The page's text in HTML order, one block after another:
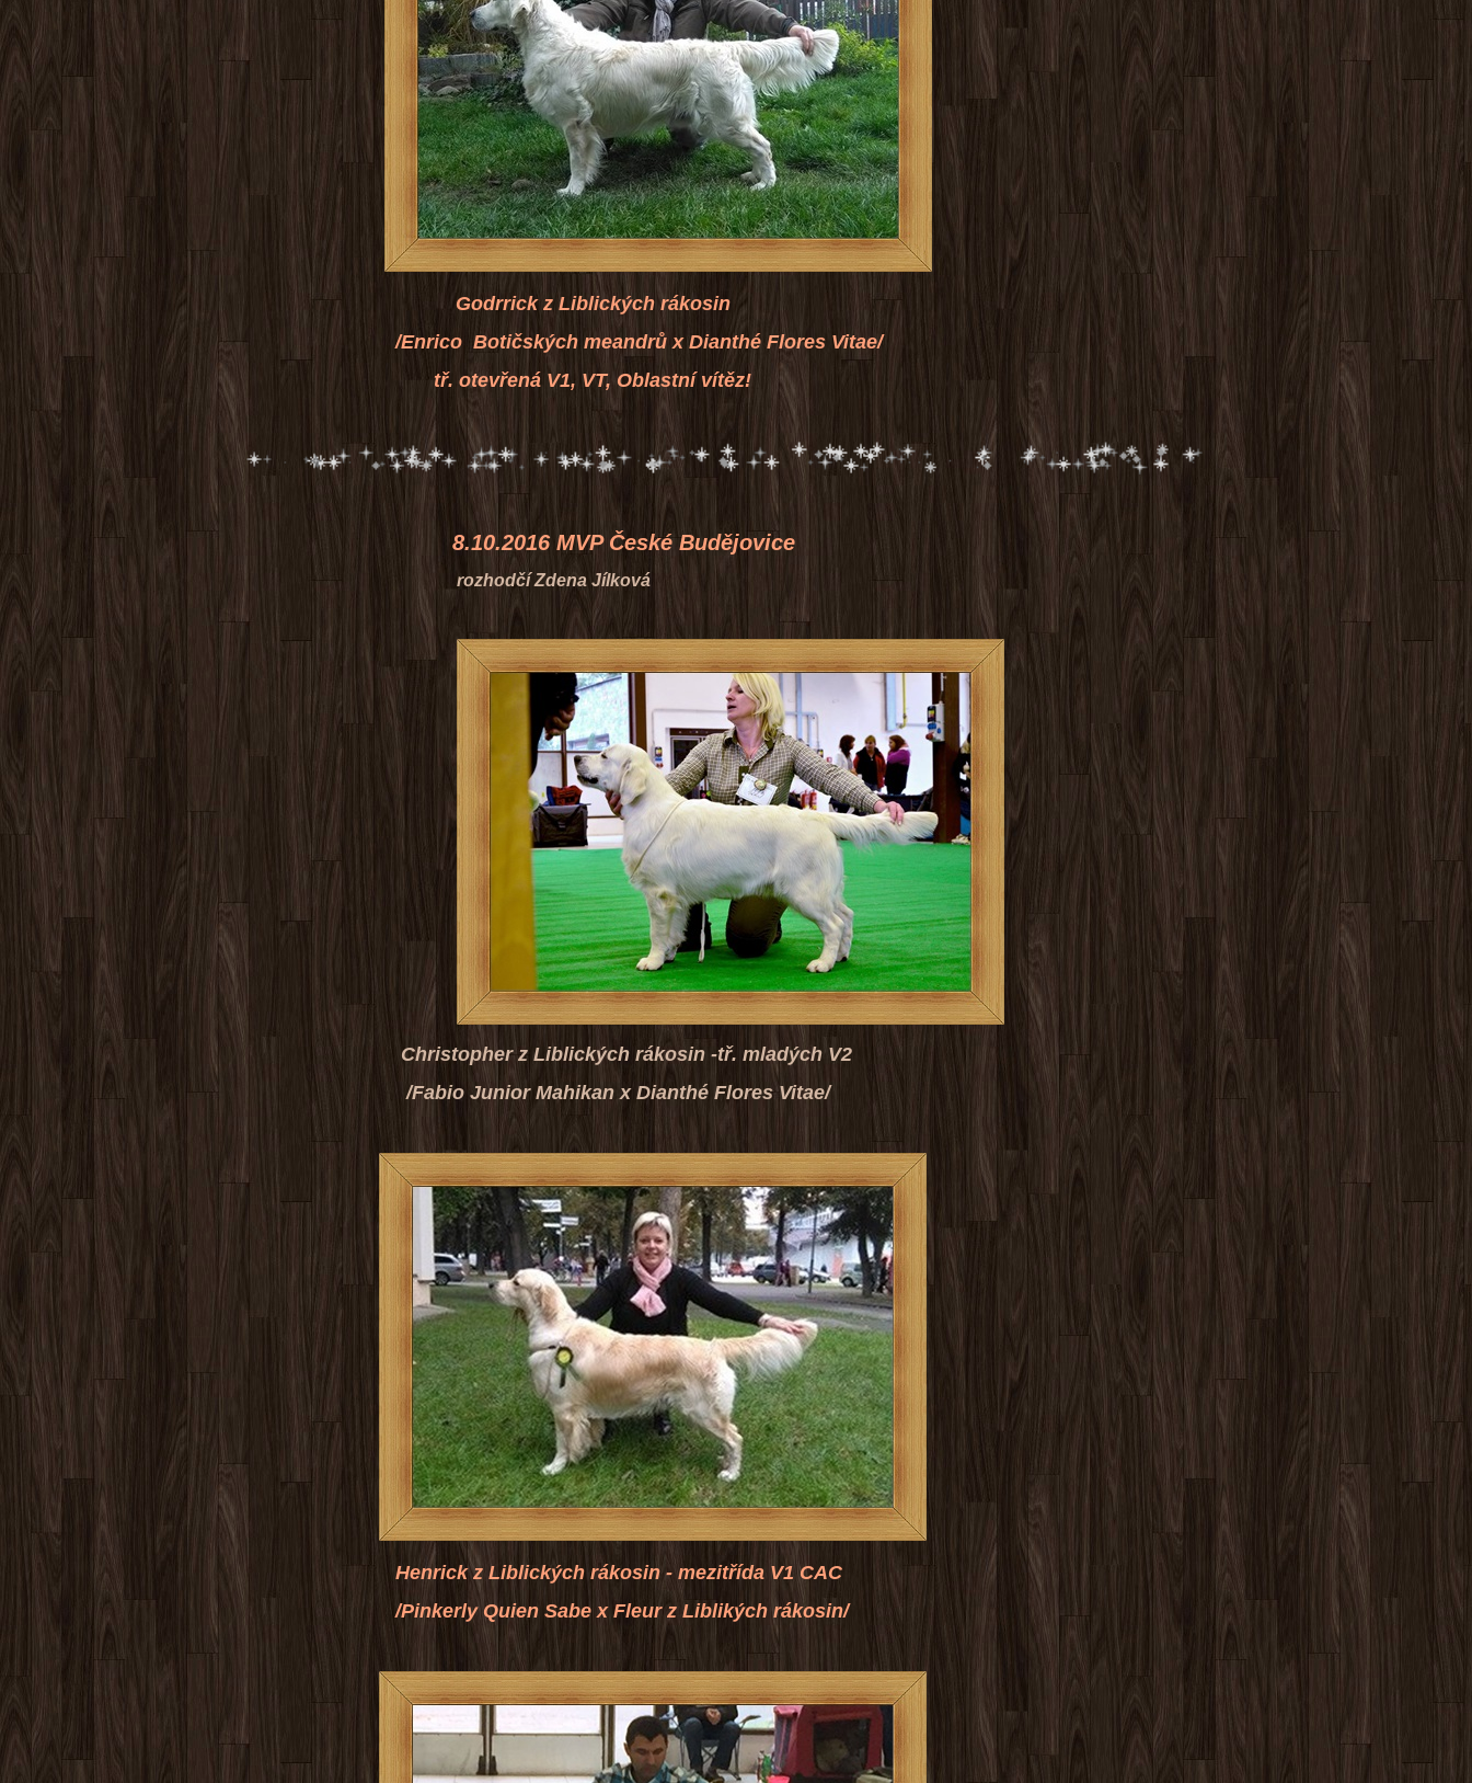
Godrrick z Liblických rákosin
/Enrico Botičských meandrů x Dianthé Flores Vitae/
tř. otevřená V1, VT, Oblastní vítěz!
8.10.2016 MVP České Budějovice
rozhodčí Zdena Jílková
Christopher z Liblických rákosin -tř. mladých V2
/Fabio Junior Mahikan x Dianthé Flores Vitae/
Henrick z Liblických rákosin- mezitřída V1 CAC
/Pinkerly Quien Sabe x Fleur z Liblikých rákosin/